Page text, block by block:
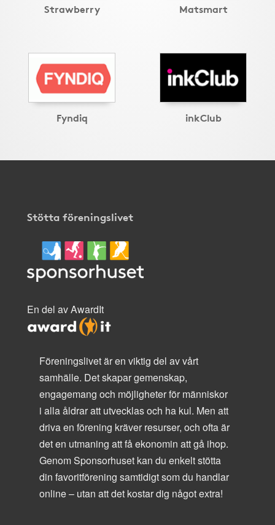
Strawberry Matsmart
Fyndiq inkClub
Stötta föreningslivet
En del av AwardIt
Föreningslivet är en viktig del av vårt
samhälle. Det skapar gemenskap,
engagemang och möjligheter för människor
i alla åldrar att utvecklas och ha kul. Men att
driva en förening kräver resurser, och ofta är
det en utmaning att få ekonomin att gå ihop.
Genom Sponsorhuset kan du enkelt stötta
din favoritförening samtidigt som du handlar
online – utan att det kostar dig något extra!